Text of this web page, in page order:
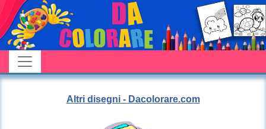
Altri disegni - Dacolorare.com